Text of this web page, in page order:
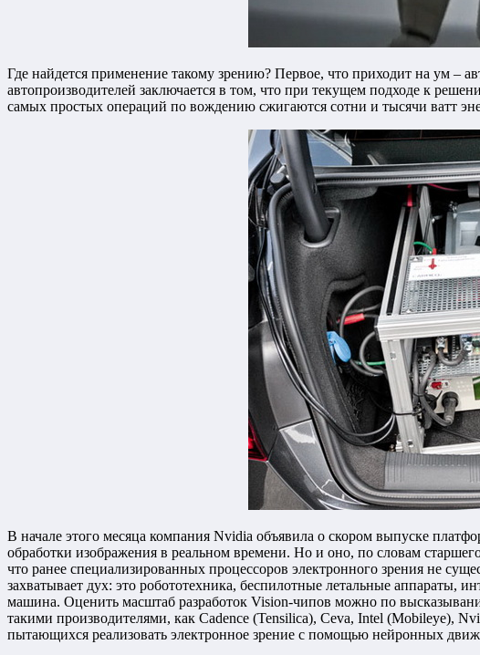
Где найдется применение такому зрению? Первое, что приходит на ум –
автопроизводителей заключается в том, что при текущем подходе к
самых простых операций по вождению сжигаются сотни и тысячи ватт
В начале этого месяца компания Nvidia объявила о скором выпуске
обработки изображения в реальном времени. Но и оно, по словам
что ранее специализированных процессоров электронного зрения не
захватывает дух: это робототехника, беспилотные летальные аппараты,
машина. Оценить масштаб разработок Vision-чипов можно по
такими производителями, как Cadence (Tensilica), Ceva, Intel (Mobileye),
пытающихся реализовать электронное зрение с помощью нейронных